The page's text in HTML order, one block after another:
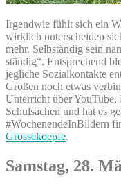
Irgendwie fühlt sich ein
wirklich unterscheiden
mehr. Selbständig sein
ständig“. Entsprechend
jegliche Sozialkontakte
Großen noch etwas
Unterricht über
Schulsachen und hat es
#WochenendeInBildern
Grossekoepfe.
Samstag, 28.